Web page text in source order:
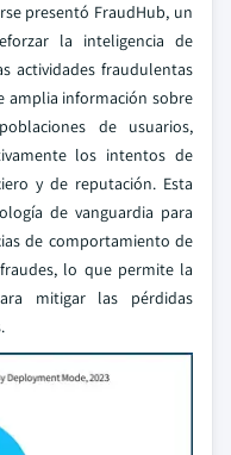
presentó FraudHub, un
la inteligencia de
actividades fraudulentas
amplia información sobre
de usuarios,
los intentos de
y de reputación. Esta
de vanguardia para
de comportamiento de
lo que permite la
mitigar las pérdidas